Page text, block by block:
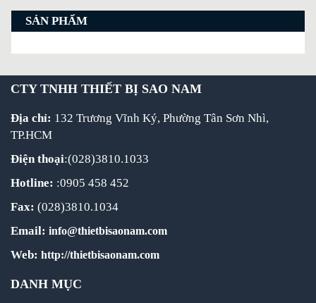
SẢN PHẨM
CTY TNHH THIẾT BỊ SAO NAM
Địa chỉ: 132 Trương Vĩnh Ký, Phường Tân Sơn Nhì,
TP.HCM
Điện thoại:(028)3810.1033
Hotline: :0905 458 452
Fax: (028)3810.1034
Email: info@thietbisaonam.com
Web: http://thietbisaonam.com
DANH MỤC